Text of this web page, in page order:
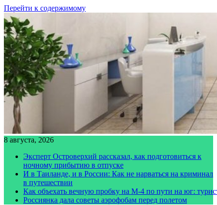
Перейти к содержимому
8 августа, 2026
Эксперт Островерхий рассказал, как подготовиться к
ночному прибытию в отпуске
И в Таиланде, и в России: Как не нарваться на криминал
в путешествии
Как объехать вечную пробку на М-4 по пути на юг:
Россиянка дала советы аэрофобам перед полетом